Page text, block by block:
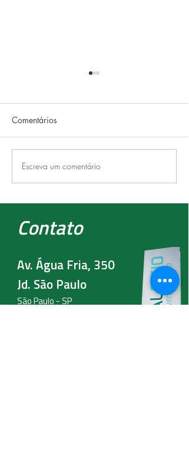
RECOVERY
Comentários
Escreva um comentário
Contato
Av. Água Fria, 350
Jd. São Paulo
São Paulo - SP